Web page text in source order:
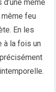
même
feu
En les
à la fois un